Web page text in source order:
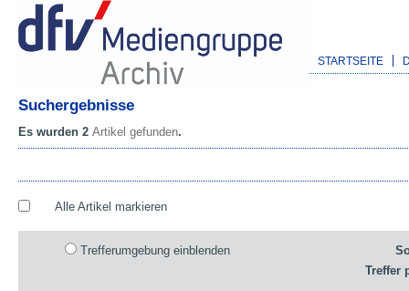
STARTSEITE
Suchergebnisse
Es wurden 2 Artikel gefunden.
Alle Artikel markieren
Trefferumgebung einblenden
Treffer